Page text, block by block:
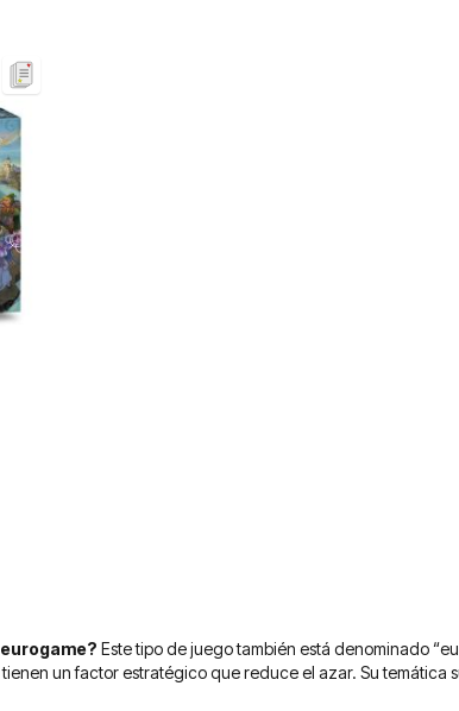
Este tipo de juego también está denominado
un factor estratégico que reduce el azar. Su